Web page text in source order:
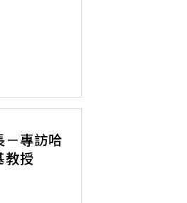
－專訪哈
教授